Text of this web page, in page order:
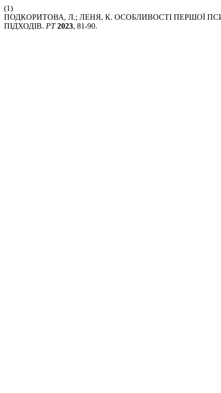
(1)
ПОДКОРИТОВА, Л.; ЛЕНЯ, К. ОСОБЛИВОСТІ ПЕРШОЇ
ПІДХОДІВ. PT 2023, 81-90.